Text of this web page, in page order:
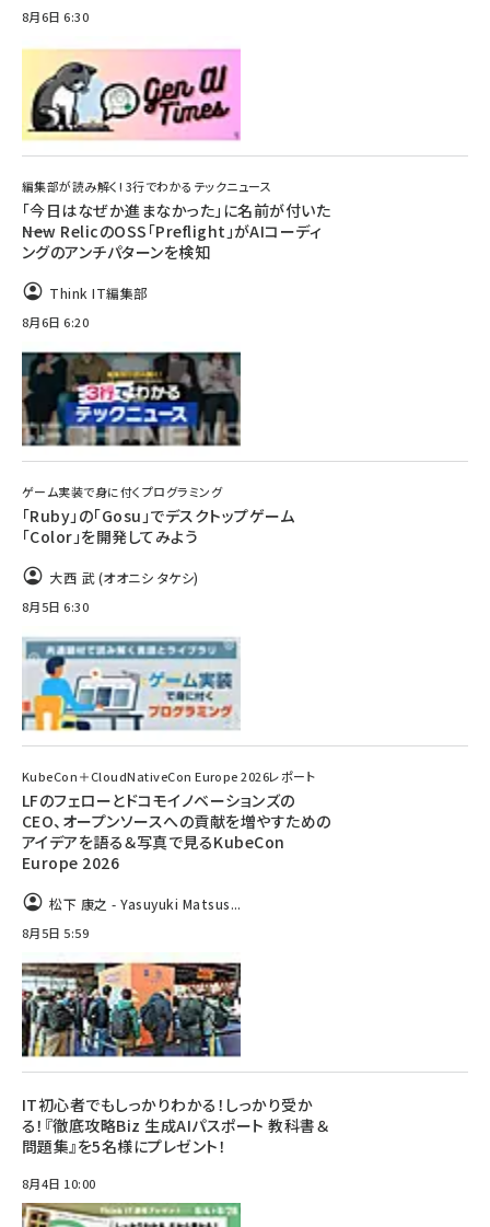
8月6日 6:30
編集部が読み解く! 3行でわかるテックニュース
「今日はなぜか進まなかった」に名前が付いた
――New RelicのOSS「Preflight」がAIコーディ
ングのアンチパターンを検知
Think IT編集部
8月6日 6:20
ゲーム実装で身に付くプログラミング
「Ruby」の「Gosu」でデスクトップゲーム
「Color」を開発してみよう
大西 武 (オオニシ タケシ)
8月5日 6:30
KubeCon＋CloudNativeCon Europe 2026レポート
LFのフェローとドコモイノベーションズの
CEO、オープンソースへの貢献を増やすための
アイデアを語る＆写真で見るKubeCon
Europe 2026
松下 康之 - Yasuyuki Matsus...
8月5日 5:59
IT初心者でもしっかりわかる！しっかり受か
る！『徹底攻略Biz 生成AIパスポート 教科書＆
問題集』を5名様にプレゼント！
8月4日 10:00